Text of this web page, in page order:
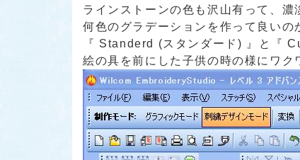
ラインストーンの色も沢山有って、
何色のグラデーションを作って良いの
『 Standerd (スタンダード) 』と『
絵の具を前にした子供の時の様にワ